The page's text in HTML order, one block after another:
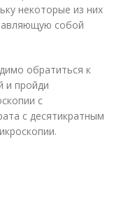
некоторые из них
собой
обратиться к
и пройди
с
с десятикратным